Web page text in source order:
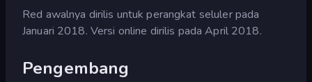
Red awalnya dirilis untuk perangkat seluler pada
Januari 2018. Versi online dirilis pada April 2018.
Pengembang